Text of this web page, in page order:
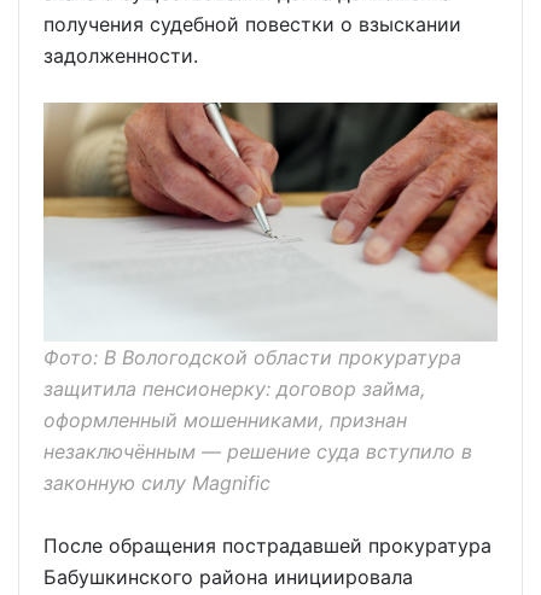
получения судебной повестки о взыскании
задолженности.
Фото: В Вологодской области прокуратура
защитила пенсионерку: договор займа,
оформленный мошенниками, признан
незаключённым — решение суда вступило в
законную силу Magnific
После обращения пострадавшей прокуратура
Бабушкинского района инициировала